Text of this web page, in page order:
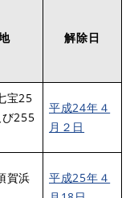
解除日
宝25
255
平成24年４
月２日
賀浜
平成25年４